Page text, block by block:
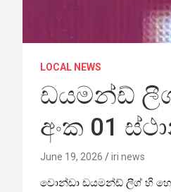
LOCAL NEWS
ඩයමන්ඩ්
අංක 01
June 19, 2026 iri news
වොන්ඩා ඩයමන්ඩ් ලීග් හි